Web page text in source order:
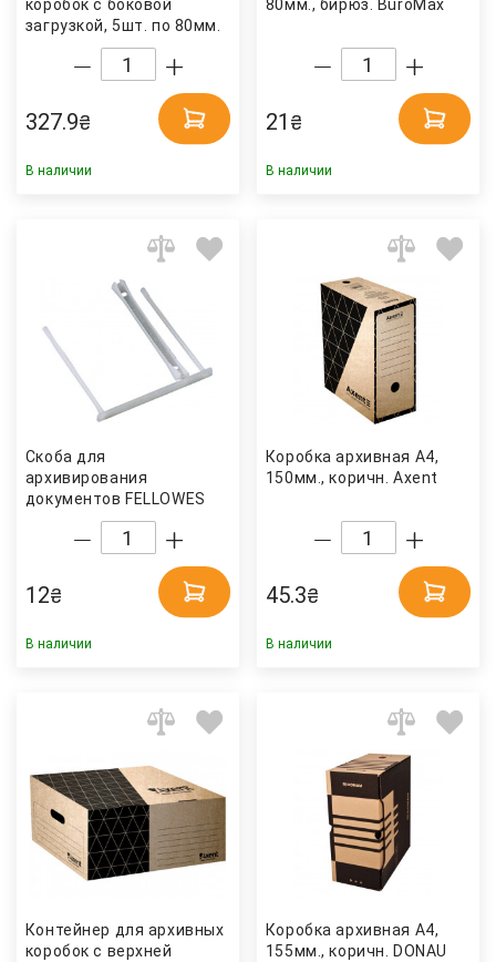
коробок с боковой
загрузкой, 5шт. по 80мм.
или 4шт. по 100мм. Эко,
коричн Esselte
327.9₴
В наличии
80мм., бирюз. BuroMax
21 ₴
В наличии
Скоба для
архивирования
документов FELLOWES
12₴
В наличии
Коробка архивная А4,
150мм., коричн. Axent
45.3₴
В наличии
Контейнер для архивных
коробок с верхней
Коробка архивная А4,
155мм., коричн. DONAU